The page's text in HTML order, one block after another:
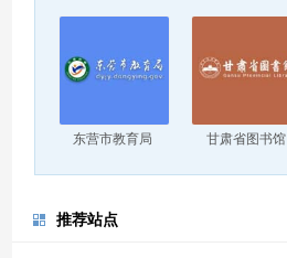
东营市教育局 甘肃省图书馆
推荐站点